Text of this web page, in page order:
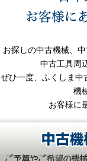
お探しの中古機械、
中古工具周
ぜひ一度、ふくしま中
機
お客様に